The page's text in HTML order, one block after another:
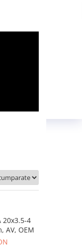
20x3.5-4
AV, OEM